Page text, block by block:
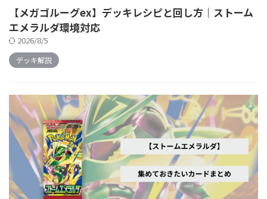
【メガゴルーグex】デッキレシピと回し方｜ストーム
エメラルダ環境対応
2026/8/5
デッキ解説